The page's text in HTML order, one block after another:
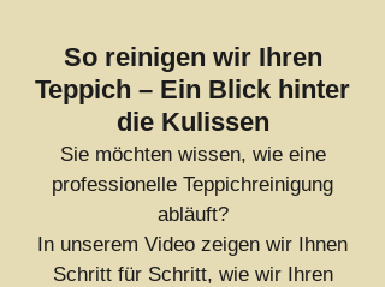
So reinigen wir Ihren
Teppich – Ein Blick hinter
die Kulissen
Sie möchten wissen, wie eine
professionelle Teppichreinigung
abläuft?
In unserem Video zeigen wir Ihnen
Schritt für Schritt, wie wir Ihren